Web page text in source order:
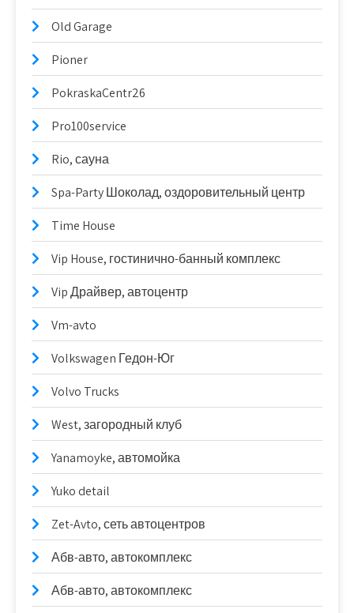
Old Garage
Pioner
PokraskaCentr26
Pro100service
Rio, сауна
Spa-Party Шоколад, оздоровительный центр
Time House
Vip House, гостинично-банный комплекс
Vip Драйвер, автоцентр
Vm-avto
Volkswagen Гедон-Юг
Volvo Trucks
West, загородный клуб
Yanamoyke, автомойка
Yuko detail
Zet-Avto, сеть автоцентров
Абв-авто, автокомплекс
Абв-авто, автокомплекс